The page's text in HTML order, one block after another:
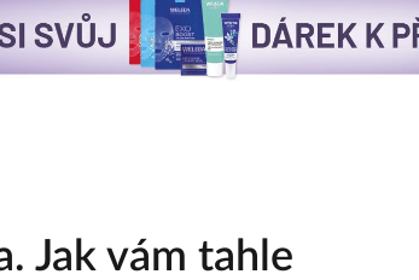
Jak vám tahle